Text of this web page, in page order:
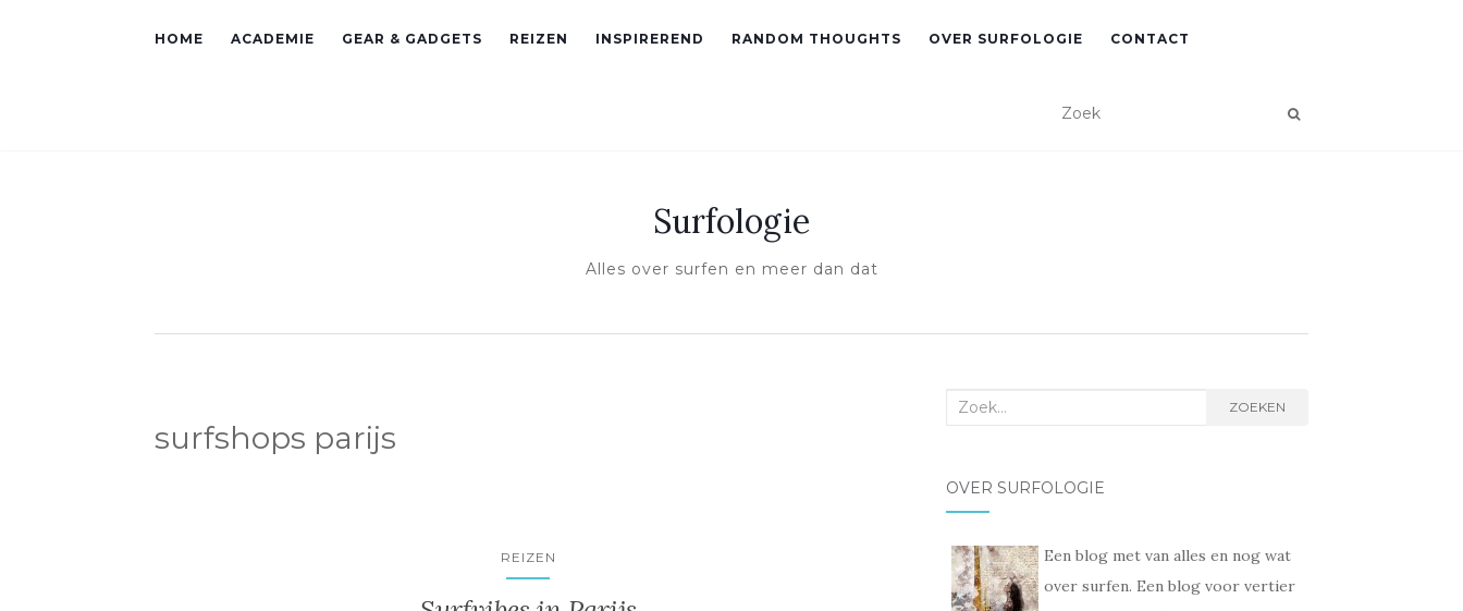
HOME ACADEMIE GEAR & GADGETS REIZEN INSPIREREND RANDOM THOUGHTS OVER SURFOLOGIE CONTACT
Surfologie
Alles over surfen en meer dan dat
surfshops parijs
REIZEN
Zoek
ZOEKEN
OVER SURFOLOGIE
Een blog met van alles en nog wat
over surfen. Een blog voor vertier